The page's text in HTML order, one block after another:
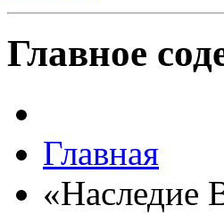
Главное
Главная
«Наследие